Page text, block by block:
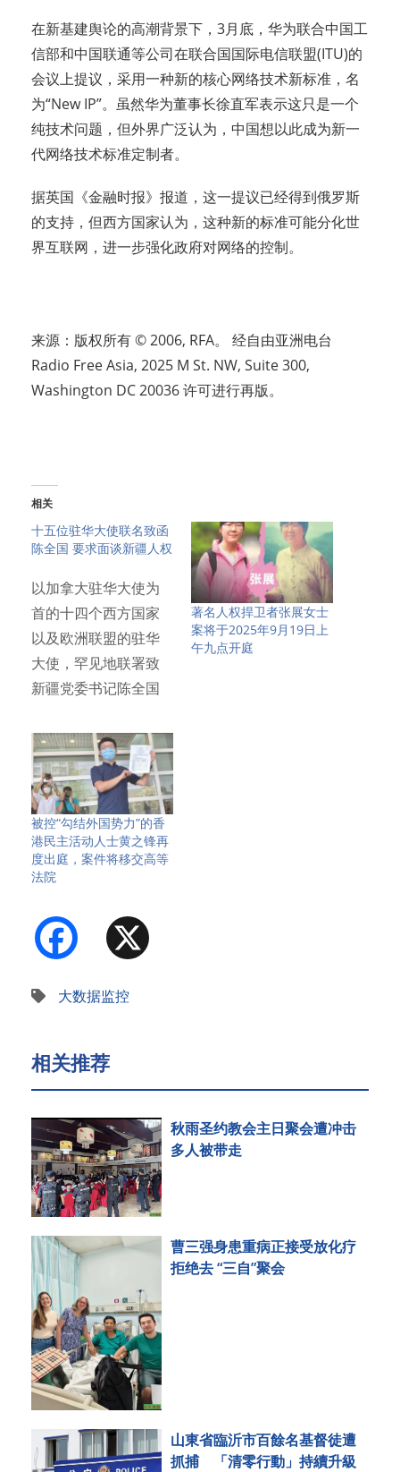
在新基建舆论的高潮背景下，3月底，华为联合中国工
信部和中国联通等公司在联合国国际电信联盟(ITU)的
会议上提议，采用一种新的核心网络技术新标准，名
为“New IP”。虽然华为董事长徐直军表示这只是一个
纯技术问题，但外界广泛认为，中国想以此成为新一
代网络技术标准定制者。
据英国《金融时报》报道，这一提议已经得到俄罗斯
的支持，但西方国家认为，这种新的标准可能分化世
界互联网，进一步强化政府对网络的控制。
来源：版权所有 © 2006, RFA。 经自由亚洲电台
Radio Free Asia, 2025 M St. NW, Suite 300,
Washington DC 20036 许可进行再版。
相关
十五位驻华大使联名致函
陈全国 要求面谈新疆人权
以加拿大驻华大使为
首的十四个西方国家
以及欧洲联盟的驻华
大使，罕见地联署致
新疆党委书记陈全国
著名人权捍卫者张展女士
案将于2025年9月19日上
午九点开庭
被控“勾结外国势力”的香
港民主活动人士黄之锋再
度出庭，案件将移交高等
法院
Facebook
大数据监控
相关推荐
秋雨圣约教会主日聚会遭冲击
多人被带走
曹三强身患重病正接受放化疗
拒绝去 “三自”聚会
山東省臨沂市百餘名基督徒遭
抓捕 「清零行動」持續升級